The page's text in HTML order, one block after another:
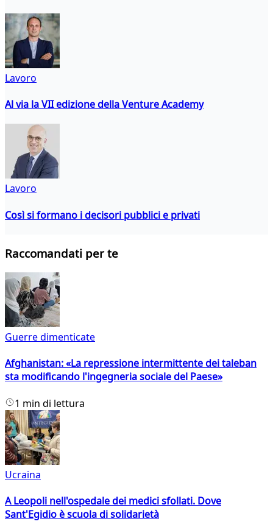
Lavoro
Al via la VII edizione della Venture Academy
Lavoro
Così si formano i decisori pubblici e privati
Raccomandati per te
Guerre dimenticate
Afghanistan: «La repressione intermittente dei taleban
sta modificando l'ingegneria sociale del Paese»
1 min di lettura
Ucraina
A Leopoli nell'ospedale dei medici sfollati. Dove
Sant'Egidio è scuola di solidarietà